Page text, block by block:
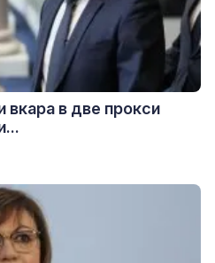
вкара в две прокси